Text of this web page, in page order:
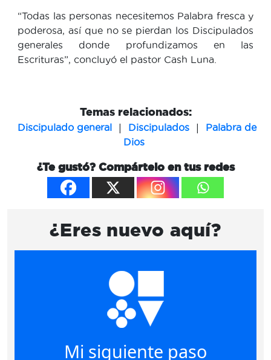
“Todas las personas necesitemos Palabra fresca y
poderosa, así que no se pierdan los Discipulados
generales donde profundizamos en las
Escrituras”, concluyó el pastor Cash Luna.
Temas relacionados:
Discipulado general | Discipulados |
Palabra de
Dios
¿Te gustó? Compártelo en tus redes
¿Eres nuevo aquí?
Mi siguiente paso